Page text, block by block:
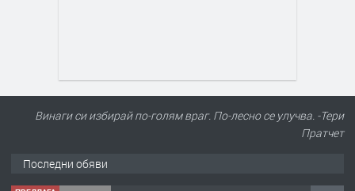
Винаги си избирай по-голям враг. По-лесно се улучва. -Тери
Пратчет
Последни обяви